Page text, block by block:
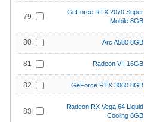
79
GeForce RTX 2070 Super
Mobile 8GB
80 Arc A580 8GB
81 Radeon VII 16GB
82 GeForce RTX 3060 8GB
83
Radeon RX Vega 64 Liquid
Cooling 8GB